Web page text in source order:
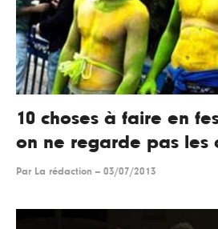
10 choses à faire en
on ne regarde pas les
Par La rédaction -- 03/07/2013